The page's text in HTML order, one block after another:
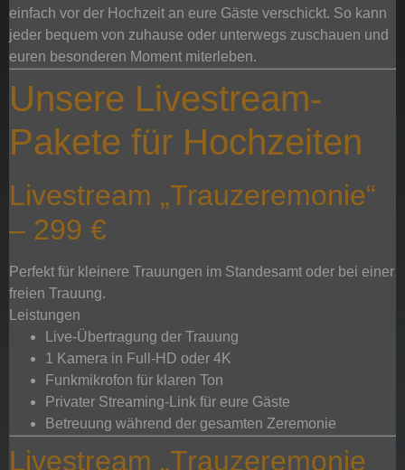
einfach vor der Hochzeit an eure Gäste verschickt. So kann
jeder bequem von zuhause oder unterwegs zuschauen und
euren besonderen Moment miterleben.
Unsere Livestream-
Pakete für Hochzeiten
Livestream „Trauzeremonie“
– 299 €
Perfekt für kleinere Trauungen im Standesamt oder bei einer
freien Trauung.
Leistungen
Live-Übertragung der Trauung
1 Kamera in Full-HD oder 4K
Funkmikrofon für klaren Ton
Privater Streaming-Link für eure Gäste
Betreuung während der gesamten Zeremonie
Livestream „Trauzeremonie